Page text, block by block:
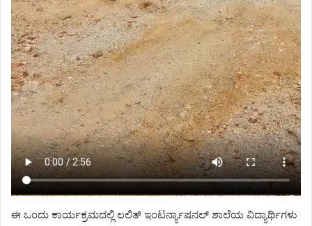
ಈ ಒಂದು ಕಾರ್ಯಕ್ರಮದಲ್ಲಿ ಲಲಿತ್ ಇಂಟರ್ನ್ಯಾಷನಲ್ ಶಾಲೆಯ ವಿದ್ಯಾರ್ಥಿಗಳು